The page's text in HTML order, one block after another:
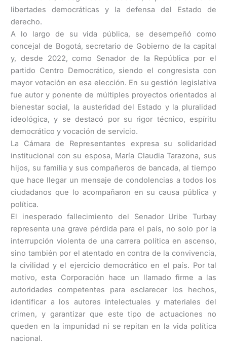
libertades democráticas y la defensa del Estado de
derecho.
A lo largo de su vida pública, se desempeñó como
concejal de Bogotá, secretario de Gobierno de la capital
y, desde 2022, como Senador de la República por el
partido Centro Democrático, siendo el congresista con
mayor votación en esa elección. En su gestión legislativa
fue autor y ponente de múltiples proyectos orientados al
bienestar social, la austeridad del Estado y la pluralidad
ideológica, y se destacó por su rigor técnico, espíritu
democrático y vocación de servicio.
La Cámara de Representantes expresa su solidaridad
institucional con su esposa, María Claudia Tarazona, sus
hijos, su familia y sus compañeros de bancada, al tiempo
que hace llegar un mensaje de condolencias a todos los
ciudadanos que lo acompañaron en su causa pública y
política.
El inesperado fallecimiento del Senador Uribe Turbay
representa una grave pérdida para el país, no solo por la
interrupción violenta de una carrera política en ascenso,
sino también por el atentado en contra de la convivencia,
la civilidad y el ejercicio democrático en el país. Por tal
motivo, esta Corporación hace un llamado firme a las
autoridades competentes para esclarecer los hechos,
identificar a los autores intelectuales y materiales del
crimen, y garantizar que este tipo de actuaciones no
queden en la impunidad ni se repitan en la vida política
nacional.